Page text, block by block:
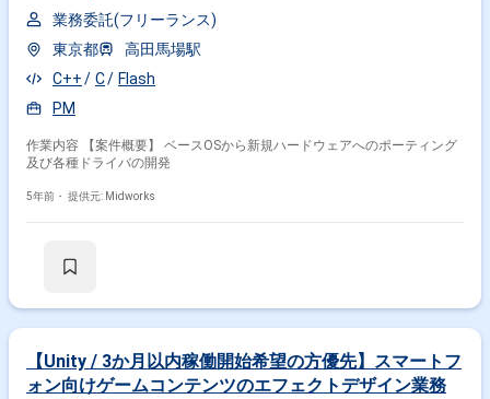
業務委託(フリーランス)
東京都
高田馬場駅
C++
C
Flash
PM
作業内容 【案件概要】 ベースOSから新規ハードウェアへのポーティング
及び各種ドライバの開発
5年前・ 提供元: Midworks
【Unity / 3か月以内稼働開始希望の方優先】スマートフ
ォン向けゲームコンテンツのエフェクトデザイン業務